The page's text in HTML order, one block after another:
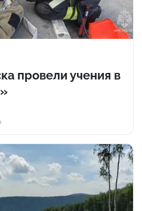
провели учения в